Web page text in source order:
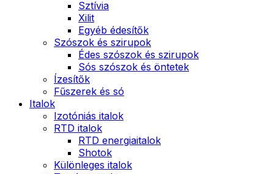
Sztívia
Xilit
Egyéb édesítők
Szószok és szirupok
Édes szószok és szirupok
Sós szószok és öntetek
Ízesítők
Fűszerek és só
Italok
Izotóniás italok
RTD italok
RTD energiaitalok
Shotok
Különleges italok